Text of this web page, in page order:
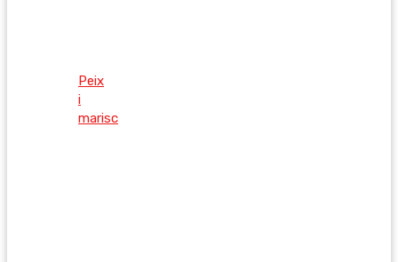
Peix
i
marisc